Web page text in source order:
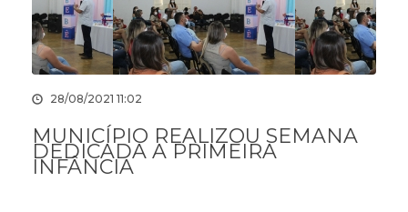
28/08/2021 11:02
MUNICÍPIO REALIZOU SEMANA
DEDICADA A PRIMEIRA
INFÂNCIA